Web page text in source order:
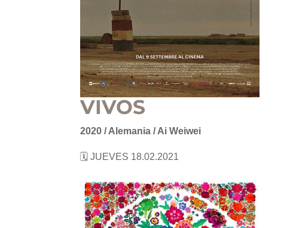
VIVOS
2020 / Alemania / Ai Weiwei
🗓 JUEVES 18.02.2021